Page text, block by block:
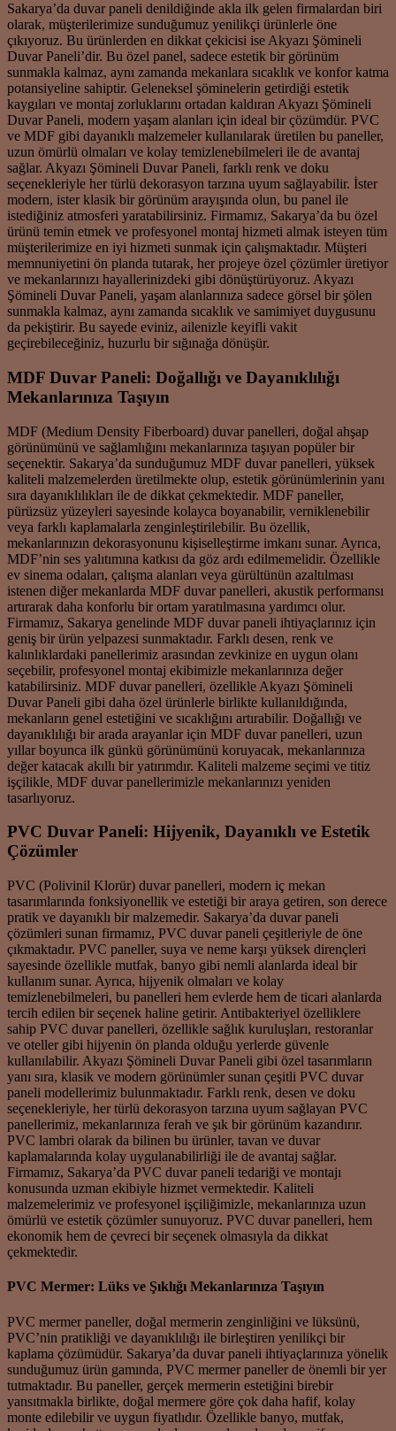
Sakarya’da duvar paneli denildiğinde akla ilk gelen firmalardan biri
olarak, müşterilerimize sunduğumuz yenilikçi ürünlerle öne
çıkıyoruz. Bu ürünlerden en dikkat çekicisi ise Akyazı Şömineli
Duvar Paneli’dir. Bu özel panel, sadece estetik bir görünüm
sunmakla kalmaz, aynı zamanda mekanlara sıcaklık ve konfor katma
potansiyeline sahiptir. Geleneksel şöminelerin getirdiği estetik
kaygıları ve montaj zorluklarını ortadan kaldıran Akyazı Şömineli
Duvar Paneli, modern yaşam alanları için ideal bir çözümdür. PVC
ve MDF gibi dayanıklı malzemeler kullanılarak üretilen bu paneller,
uzun ömürlü olmaları ve kolay temizlenebilmeleri ile de avantaj
sağlar. Akyazı Şömineli Duvar Paneli, farklı renk ve doku
seçenekleriyle her türlü dekorasyon tarzına uyum sağlayabilir. İster
modern, ister klasik bir görünüm arayışında olun, bu panel ile
istediğiniz atmosferi yaratabilirsiniz. Firmamız, Sakarya’da bu özel
ürünü temin etmek ve profesyonel montaj hizmeti almak isteyen tüm
müşterilerimize en iyi hizmeti sunmak için çalışmaktadır. Müşteri
memnuniyetini ön planda tutarak, her projeye özel çözümler üretiyor
ve mekanlarınızı hayallerinizdeki gibi dönüştürüyoruz. Akyazı
Şömineli Duvar Paneli, yaşam alanlarınıza sadece görsel bir şölen
sunmakla kalmaz, aynı zamanda sıcaklık ve samimiyet duygusunu
da pekiştirir. Bu sayede eviniz, ailenizle keyifli vakit
geçirebileceğiniz, huzurlu bir sığınağa dönüşür.
MDF Duvar Paneli: Doğallığı ve Dayanıklılığı
Mekanlarınıza Taşıyın
MDF (Medium Density Fiberboard) duvar panelleri, doğal ahşap
görünümünü ve sağlamlığını mekanlarınıza taşıyan popüler bir
seçenektir. Sakarya’da sunduğumuz MDF duvar panelleri, yüksek
kaliteli malzemelerden üretilmekte olup, estetik görünümlerinin yanı
sıra dayanıklılıkları ile de dikkat çekmektedir. MDF paneller,
pürüzsüz yüzeyleri sayesinde kolayca boyanabilir, verniklenebilir
veya farklı kaplamalarla zenginleştirilebilir. Bu özellik,
mekanlarınızın dekorasyonunu kişiselleştirme imkanı sunar. Ayrıca,
MDF’nin ses yalıtımına katkısı da göz ardı edilmemelidir. Özellikle
ev sinema odaları, çalışma alanları veya gürültünün azaltılması
istenen diğer mekanlarda MDF duvar panelleri, akustik performansı
artırarak daha konforlu bir ortam yaratılmasına yardımcı olur.
Firmamız, Sakarya genelinde MDF duvar paneli ihtiyaçlarınız için
geniş bir ürün yelpazesi sunmaktadır. Farklı desen, renk ve
kalınlıklardaki panellerimiz arasından zevkinize en uygun olanı
seçebilir, profesyonel montaj ekibimizle mekanlarınıza değer
katabilirsiniz. MDF duvar panelleri, özellikle Akyazı Şömineli
Duvar Paneli gibi daha özel ürünlerle birlikte kullanıldığında,
mekanların genel estetiğini ve sıcaklığını artırabilir. Doğallığı ve
dayanıklılığı bir arada arayanlar için MDF duvar panelleri, uzun
yıllar boyunca ilk günkü görünümünü koruyacak, mekanlarınıza
değer katacak akıllı bir yatırımdır. Kaliteli malzeme seçimi ve titiz
işçilikle, MDF duvar panellerimizle mekanlarınızı yeniden
tasarlıyoruz.
PVC Duvar Paneli: Hijyenik, Dayanıklı ve Estetik
Çözümler
PVC (Polivinil Klorür) duvar panelleri, modern iç mekan
tasarımlarında fonksiyonellik ve estetiği bir araya getiren, son derece
pratik ve dayanıklı bir malzemedir. Sakarya’da duvar paneli
çözümleri sunan firmamız, PVC duvar paneli çeşitleriyle de öne
çıkmaktadır. PVC paneller, suya ve neme karşı yüksek dirençleri
sayesinde özellikle mutfak, banyo gibi nemli alanlarda ideal bir
kullanım sunar. Ayrıca, hijyenik olmaları ve kolay
temizlenebilmeleri, bu panelleri hem evlerde hem de ticari alanlarda
tercih edilen bir seçenek haline getirir. Antibakteriyel özelliklere
sahip PVC duvar panelleri, özellikle sağlık kuruluşları, restoranlar
ve oteller gibi hijyenin ön planda olduğu yerlerde güvenle
kullanılabilir. Akyazı Şömineli Duvar Paneli gibi özel tasarımların
yanı sıra, klasik ve modern görünümler sunan çeşitli PVC duvar
paneli modellerimiz bulunmaktadır. Farklı renk, desen ve doku
seçenekleriyle, her türlü dekorasyon tarzına uyum sağlayan PVC
panellerimiz, mekanlarınıza ferah ve şık bir görünüm kazandırır.
PVC lambri olarak da bilinen bu ürünler, tavan ve duvar
kaplamalarında kolay uygulanabilirliği ile de avantaj sağlar.
Firmamız, Sakarya’da PVC duvar paneli tedariği ve montajı
konusunda uzman ekibiyle hizmet vermektedir. Kaliteli
malzemelerimiz ve profesyonel işçiliğimizle, mekanlarınıza uzun
ömürlü ve estetik çözümler sunuyoruz. PVC duvar panelleri, hem
ekonomik hem de çevreci bir seçenek olmasıyla da dikkat
çekmektedir.
PVC Mermer: Lüks ve Şıklığı Mekanlarınıza Taşıyın
PVC mermer paneller, doğal mermerin zenginliğini ve lüksünü,
PVC’nin pratikliği ve dayanıklılığı ile birleştiren yenilikçi bir
kaplama çözümüdür. Sakarya’da duvar paneli ihtiyaçlarınıza yönelik
sunduğumuz ürün gamında, PVC mermer paneller de önemli bir yer
tutmaktadır. Bu paneller, gerçek mermerin estetiğini birebir
yansıtmakla birlikte, doğal mermere göre çok daha hafif, kolay
monte edilebilir ve uygun fiyatlıdır. Özellikle banyo, mutfak,